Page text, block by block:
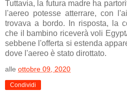
Tuttavia, la futura madre ha
l'aereo potesse atterrare, con
trovava a bordo. In risposta, la
che il bambino riceverà voli
sebbene l'offerta si estenda
dove l'aereo è stato dirottato.
alle ottobre 09, 2020
Condividi